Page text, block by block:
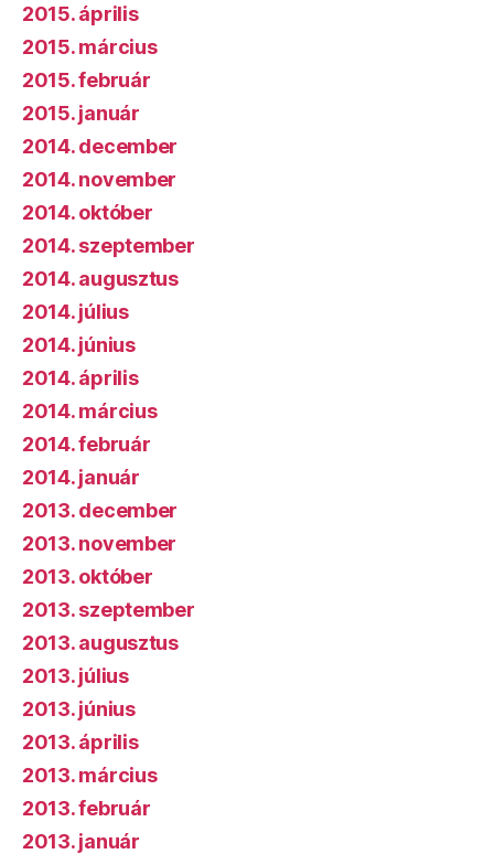
2015. április
2015. március
2015. február
2015. január
2014. december
2014. november
2014. október
2014. szeptember
2014. augusztus
2014. július
2014. június
2014. április
2014. március
2014. február
2014. január
2013. december
2013. november
2013. október
2013. szeptember
2013. augusztus
2013. július
2013. június
2013. április
2013. március
2013. február
2013. január